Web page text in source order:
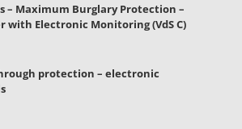
– Maximum Burglary Protection –
with Electronic Monitoring (VdS C)
protection – electronic